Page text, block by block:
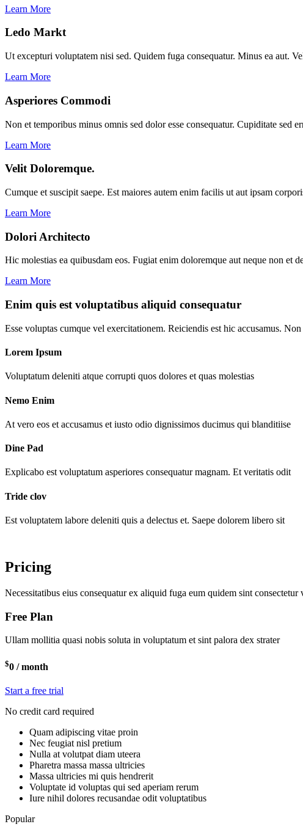
Learn More
Ledo Markt
Ut excepturi voluptatem nisi sed. Quidem fuga consequatur. Minus ea aut.
Learn More
Asperiores Commodi
Non et temporibus minus omnis sed dolor esse consequatur. Cupiditate sed
Learn More
Velit Doloremque.
Cumque et suscipit saepe. Est maiores autem enim facilis ut aut ipsam
Learn More
Dolori Architecto
Hic molestias ea quibusdam eos. Fugiat enim doloremque aut neque non et
Learn More
Enim quis est voluptatibus aliquid consequatur
Esse voluptas cumque vel exercitationem. Reiciendis est hic accusamus.
Lorem Ipsum
Voluptatum deleniti atque corrupti quos dolores et quas molestias
Nemo Enim
At vero eos et accusamus et iusto odio dignissimos ducimus qui blanditiise
Dine Pad
Explicabo est voluptatum asperiores consequatur magnam. Et veritatis odit
Tride clov
Est voluptatem labore deleniti quis a delectus et. Saepe dolorem libero sit
Pricing
Necessitatibus eius consequatur ex aliquid fuga eum quidem sint consectetur
Free Plan
Ullam mollitia quasi nobis soluta in voluptatum et sint palora dex strater
$0 / month
Start a free trial
No credit card required
Quam adipiscing vitae proin
Nec feugiat nisl pretium
Nulla at volutpat diam uteera
Pharetra massa massa ultricies
Massa ultricies mi quis hendrerit
Voluptate id voluptas qui sed aperiam rerum
Iure nihil dolores recusandae odit voluptatibus
Popular